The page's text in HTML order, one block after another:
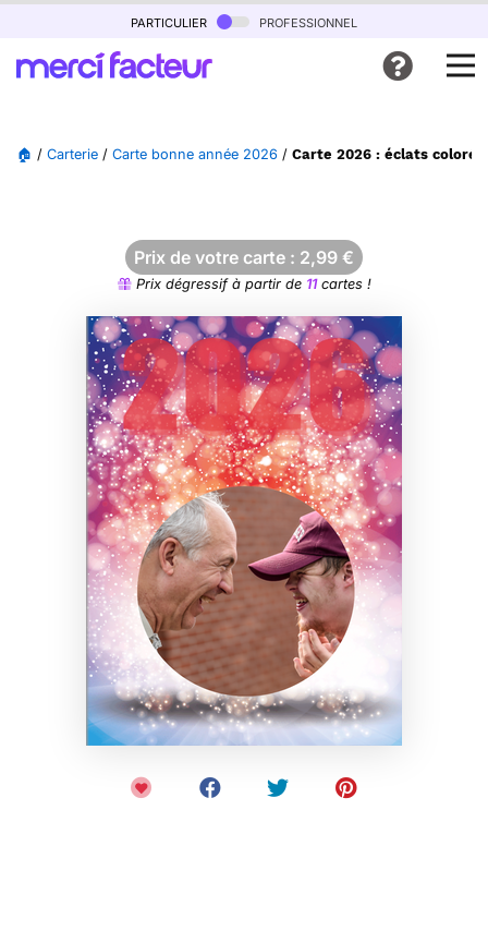
particulier professionnel
🏠 / Carterie / Carte bonne année 2026 / Carte 2026 : éclats
Prix de votre carte : 2,99 €
Prix dégressif à partir de 11cartes !